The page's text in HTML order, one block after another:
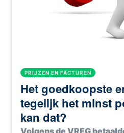
PRIJZEN EN FACTUREN
Het goedkoopste
tegelijk het minst
kan dat?